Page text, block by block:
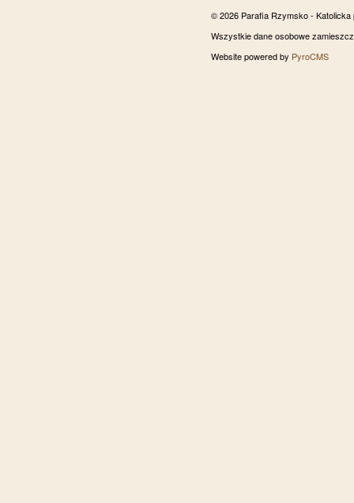
© 2026 Parafia Rzymsko -
Wszystkie dane osobowe
Website powered by PyroCMS